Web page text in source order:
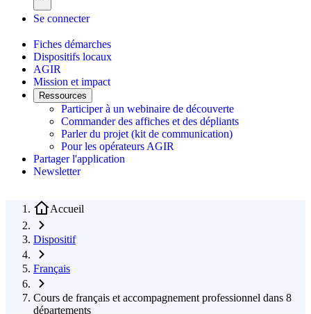
Se connecter
Fiches démarches
Dispositifs locaux
AGIR
Mission et impact
Ressources
Participer à un webinaire de découverte
Commander des affiches et des dépliants
Parler du projet (kit de communication)
Pour les opérateurs AGIR
Partager l'application
Newsletter
Accueil
Dispositif
Français
Cours de français et accompagnement professionnel dans 8
départements